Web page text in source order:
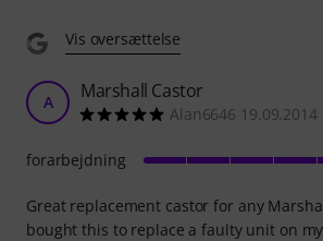
Vis oversættelse
A Marshall Castor
Alan6646 19.09.2014
Great replacement castor for any
bought this to replace a faulty unit on
forarbejdning